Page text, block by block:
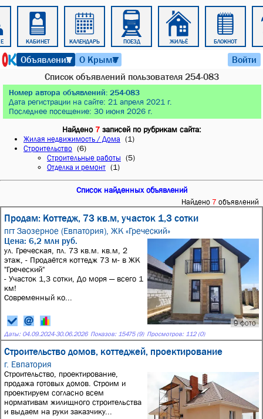
КАБИНЕТ КАЛЕНДАРЬ ПОЕЗД ЖИЛЬЁ БЛОКНОТ
Объявления
▼ О Крыме
▼ Войти
Список объявлений пользователя 254-083
Номер автора объявлений: 254-083
Дата регистрации на сайте: 21 апреля 2021 г.
Последнее посещение: 30 июня 2026 г.
Найдено 7записей по рубрикам сайта:
Жилая недвижимость / Дома (1)
Строительство (6)
Строительные работы (5)
Отделка и ремонт (1)
Список найденных объявлений
Найдено 7 объявлений
Продам: Коттедж, 73 кв.м, участок 1,3 сотки
пгт Заозерное (Евпатория), ЖК «Греческий»
9 фото
Цена: 6,2 млн руб.
ул. Греческая, пл. 73 кв.м. кв.м, 2
этаж, - Продаётся коттедж 73 м- в ЖК
"Греческий"
- Участок 1,3 сотки, До моря — всего 1
км!
Современный ко...
Даты: 04.09.2024-30.06.2026 Показов: 15475 (9) Просмотров: 112 (0)
Стро­итель­ство до­мов, кот­теджей, про­ек­ти­рова­ние
г. Евпатория
Строительство, проектирование,
продажа готовых домов. Строим и
проектируем согласно всем
нормативам жилищного строительства
и выдаем на руки заказчику...